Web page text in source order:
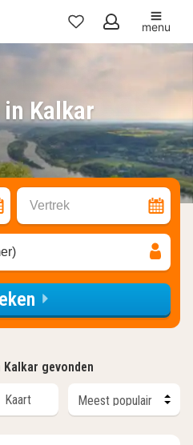
Mijn
menu
Kalkar
Vertrek
gevonden
Kaart